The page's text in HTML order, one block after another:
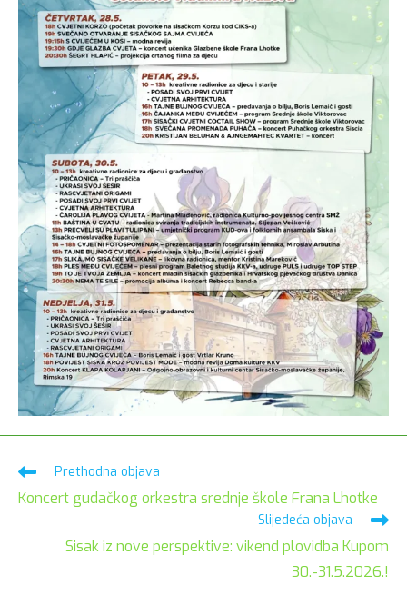
Pročitaj
više
članaka
Prethodna objava
Koncert gudačkog orkestra srednje škole Frana Lhotke
Slijedeća objava
Sisak iz nove perspektive: vikend plovidba Kupom
30.-31.5.2026.!